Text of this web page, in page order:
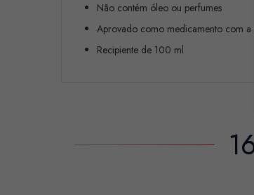
Não contém óleo ou perfumes
Aprovado como medicamento com a
Recipiente de 100 ml